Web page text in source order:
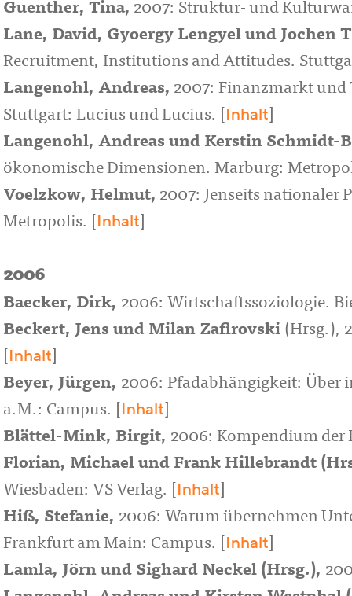
Guenther, Tina, 2007: Struktur- und
Lane, David, Gyoergy Lengyel und Jochen
Recruitment, Institutions and Attitudes.
Langenohl, Andreas, 2007: Finanzmarkt und
Stuttgart: Lucius und Lucius. [ Inhalt
Langenohl, Andreas und Kerstin Schmidt-
ökonomische Dimensionen. Marburg:
Voelzkow, Helmut, 2007: Jenseits nationaler
Metropolis. [ Inhalt
2006
Baecker, Dirk, 2006: Wirtschaftssoziologie.
Beckert, Jens und Milan Zafirovski (Hrsg.),
Inhalt
Beyer, Jürgen, 2006: Pfadabhängigkeit:
a.M.: Campus. [ Inhalt
Blättel-Mink, Birgit, 2006: Kompendium der
Florian, Michael und Frank Hillebrandt
Wiesbaden: VS Verlag. [ Inhalt
Hiß, Stefanie, 2006: Warum übernehmen
Frankfurt am Main: Campus. [ Inhalt
Lamla, Jörn und Sighard Neckel (Hrsg.),